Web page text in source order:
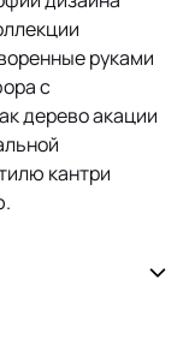
руками
с
дерево акации
кантри